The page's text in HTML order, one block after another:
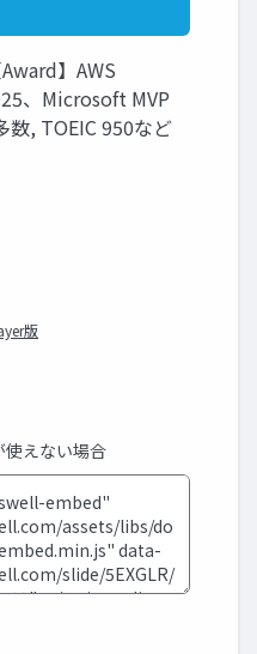
】AWS
、Microsoft MVP
数, TOEIC 950など
版
使えない場合